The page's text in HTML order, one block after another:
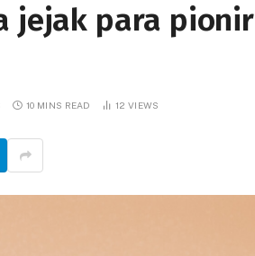
jejak para pionir
10 MINS READ 12 VIEWS